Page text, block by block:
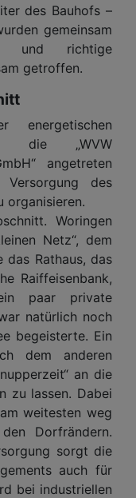
des Bauhofs –
gemeinsam
und richtige
getroffen.
energetischen
die „WVW
angetreten
des
organisieren.
Woringen
Netz“, dem
das Rathaus, das
Raiffeisenbank,
paar private
natürlich noch
begeisterte. Ein
dem anderen
an die
zu lassen. Dabei
weitesten weg
Dorfrändern.
sorgt die
auch für
bei industriellen